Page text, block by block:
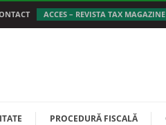
ACCES – REVISTA TAX MAGAZINE
PROCEDURĂ FISCALĂ